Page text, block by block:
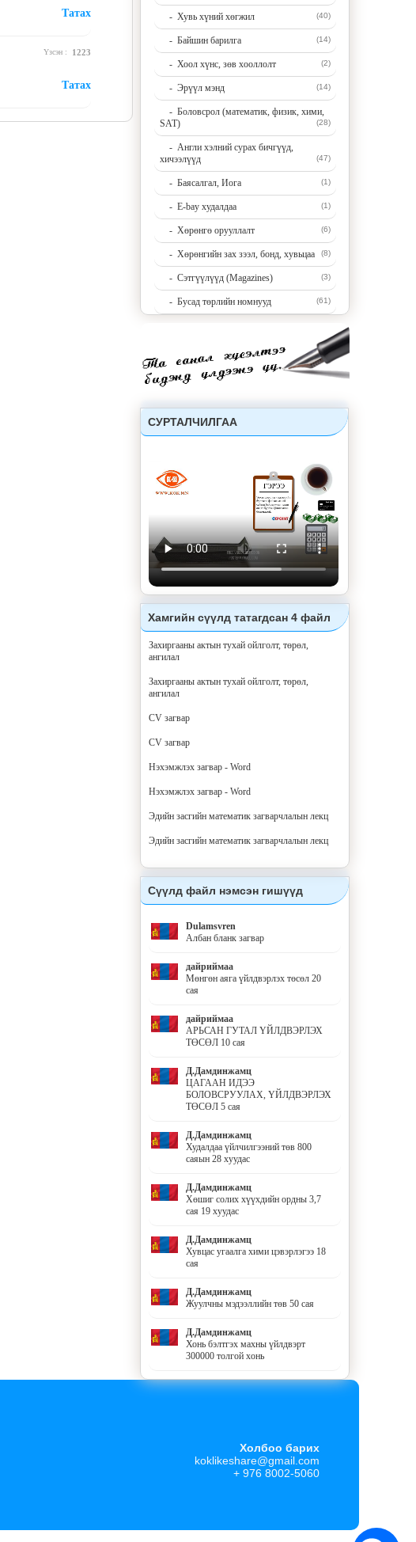
Татах
Үзсэн : 1223
Татах
- Хувь хүний хөгжил (40)
- Байшин барилга (14)
- Хоол хүнс, зөв хооллолт (2)
- Эрүүл мэнд (14)
- Боловсрол (математик, физик, хими,
SAT)
(28)
- Англи хэлний сурах бичгүүд,
хичээлүүд
(47)
- Баясалгал, Иога (1)
- E-bay худалдаа (1)
- Хөрөнгө орууллалт (6)
- Хөрөнгийн зах зээл, бонд, хувьцаа (8)
- Сэтгүүлүүд (Magazines) (3)
- Бусад төрлийн номнууд (61)
СУРТАЛЧИЛГАА
Хамгийн сүүлд татагдсан 4 файл
Захиргааны актын тухай ойлголт, төрөл,
ангилал
Захиргааны актын тухай ойлголт, төрөл,
ангилал
CV загвар
CV загвар
Нэхэмжлэх загвар - Word
Нэхэмжлэх загвар - Word
Эдийн засгийн математик загварчлалын лекц
Эдийн засгийн математик загварчлалын лекц
Сүүлд файл нэмсэн гишүүд
Dulamsvren
Албан бланк загвар
дайриймаа
Мөнгөн аяга үйлдвэрлэх төсөл 20
сая
дайриймаа
АРЬСАН ГУТАЛ ҮЙЛДВЭРЛЭХ
ТӨСӨЛ 10 сая
Д.Дамдинжамц
ЦАГААН ИДЭЭ
БОЛОВСРУУЛАХ, ҮЙЛДВЭРЛЭХ
ТӨСӨЛ 5 сая
Д.Дамдинжамц
Худалдаа үйлчилгээний төв 800
саяын 28 хуудас
Д.Дамдинжамц
Хөшиг солих хүүхдийн ордны 3,7
сая 19 хуудас
Д.Дамдинжамц
Хувцас угаалга хими цэвэрлэгээ 18
сая
Д.Дамдинжамц
Жуулчны мэдээллийн төв 50 сая
Д.Дамдинжамц
Хонь бэлтгэх махны үйлдвэрт
300000 толгой хонь
Холбоо барих
koklikeshare@gmail.com
+ 976 8002-5060